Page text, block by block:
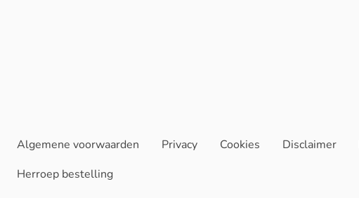
Algemene voorwaarden Privacy Cookies Disclaimer
Herroep bestelling